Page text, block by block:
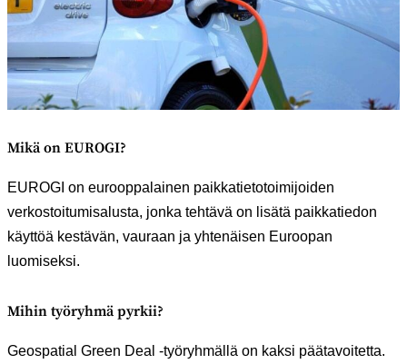
Mikä on EUROGI?
EUROGI on eurooppalainen paikkatietotoimijoiden
verkostoitumisalusta, jonka tehtävä on lisätä paikkatiedon
käyttöä kestävän, vauraan ja yhtenäisen Euroopan
luomiseksi.
Mihin työryhmä pyrkii?
Geospatial Green Deal -työryhmällä on kaksi päätavoitetta.